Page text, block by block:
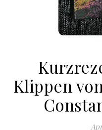
Klippen